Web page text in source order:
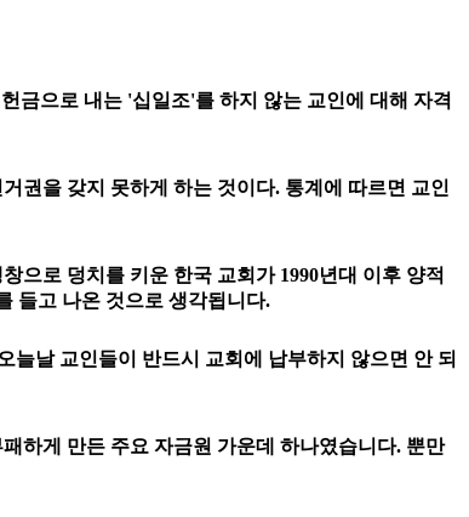
금으로 내는 '십일조'를 하지 않는 교인에 대해 자격
권을 갖지 못하게 하는 것이다. 통계에 따르면 교인
으로 덩치를 키운 한국 교회가 1990년대 이후 양적
들고 나온 것으로 생각됩니다.
늘날 교인들이 반드시 교회에 납부하지 않으면 안 되
하게 만든 주요 자금원 가운데 하나였습니다. 뿐만